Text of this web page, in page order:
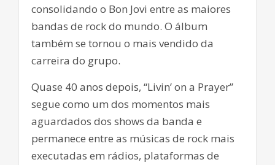
consolidando o Bon Jovi entre as maiores
bandas de rock do mundo. O álbum
também se tornou o mais vendido da
carreira do grupo.
Quase 40 anos depois, “Livin’ on a Prayer”
segue como um dos momentos mais
aguardados dos shows da banda e
permanece entre as músicas de rock mais
executadas em rádios, plataformas de